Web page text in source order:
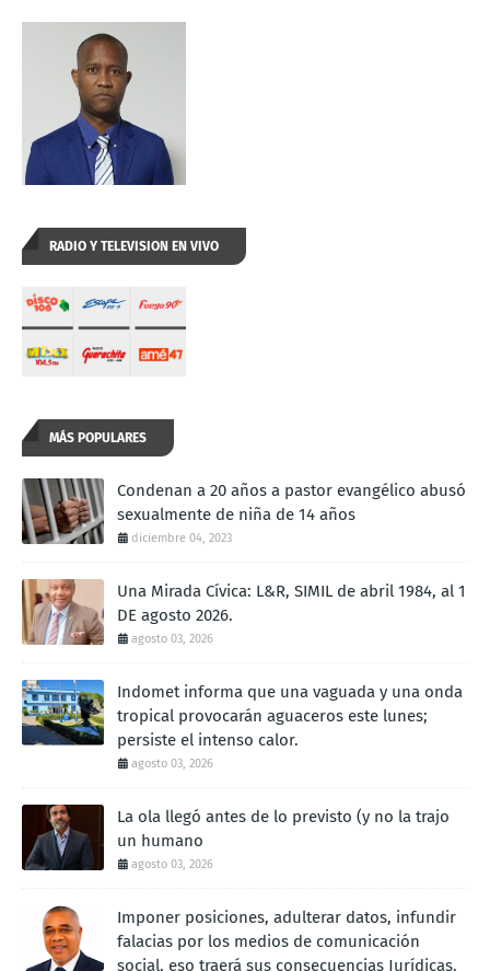
RADIO Y TELEVISION EN VIVO
MÁS POPULARES
Condenan a 20 años a pastor evangélico abusó
sexualmente de niña de 14 años
diciembre 04, 2023
Una Mirada Cívica: L&R, SIMIL de abril 1984, al 1
DE agosto 2026.
agosto 03, 2026
Indomet informa que una vaguada y una onda
tropical provocarán aguaceros este lunes;
persiste el intenso calor.
agosto 03, 2026
La ola llegó antes de lo previsto (y no la trajo
un humano
agosto 03, 2026
Imponer posiciones, adulterar datos, infundir
falacias por los medios de comunicación
social, eso traerá sus consecuencias Jurídicas.